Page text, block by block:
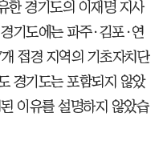
한 경기도의 이재명 지사
기도에는 파주·김포·연
접경 지역의 기초자치단
경기도는 포함되지 않았
이유를 설명하지 않았습